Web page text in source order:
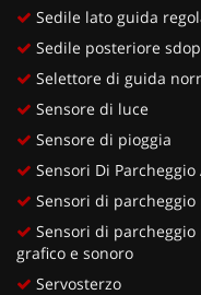
Sedile lato guida
Sedile posteriore
Selettore di guida
Sensore di luce
Sensore di pioggia
Sensori Di
Sensori di
Sensori di
grafico e sonoro
Servosterzo